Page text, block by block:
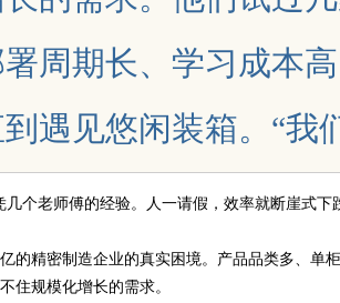
周期长、学习成本
遇见悠闲装箱。“我
几个老师傅的经验。人一请假，效率就断崖式下
的精密制造企业的真实困境。产品品类多、
住规模化增长的需求。